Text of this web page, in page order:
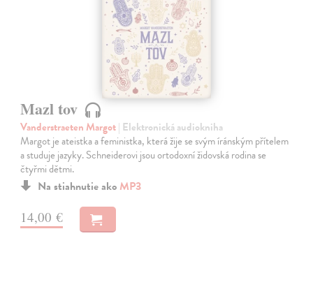
Mazl tov
Vanderstraeten Margot| Elektronická audiokniha
Margot je ateistka a feministka, která žije se svým íránským přítelem
a studuje jazyky. Schneiderovi jsou ortodoxní židovská rodina se
čtyřmi dětmi.
Na stiahnutie ako MP3
14,00 €